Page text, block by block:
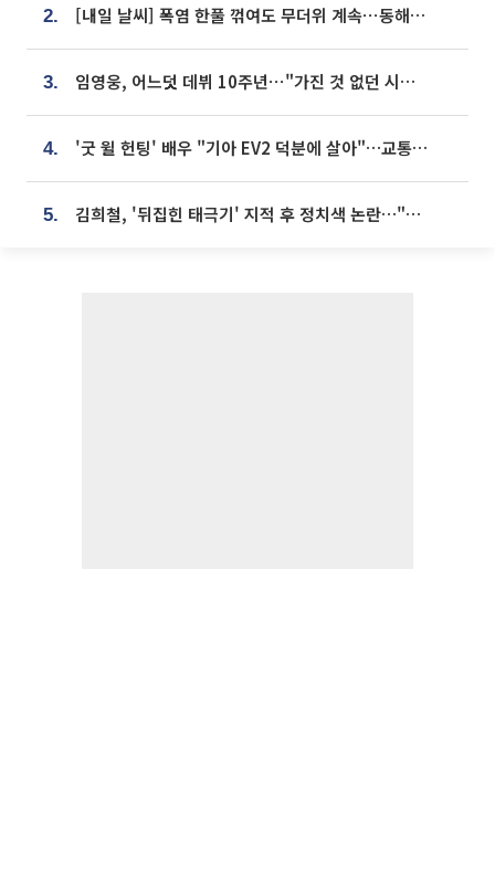
2. [내일 날씨] 폭염 한풀 꺾여도 무더위 계속⋯동해안 이틀 연속 비
3. 임영웅, 어느덧 데뷔 10주년⋯"가진 것 없던 시절, 내 앞엔 20명의 팬뿐"
4. '굿 윌 헌팅' 배우 "기아 EV2 덕분에 살아"…교통사고 후 안전성 극찬
5. 김희철, '뒤집힌 태극기' 지적 후 정치색 논란…"좌우 떠나 우리나라 국기"